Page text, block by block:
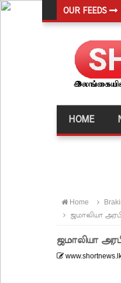
OUR FEEDS
மட்டக்களப்பு
லலித் -
சிறையின்
பேராதனைப்
குருவிட்ட
குருவிட்ட
HOME
Home
ஜமாலியா
ஜமாலியா